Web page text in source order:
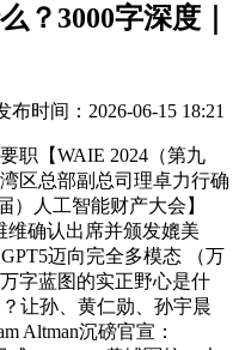
？3000字深度｜
布时间：2026-06-15 18:21
【WAIE 2024（第九
区总部副总司理卓力行确
）人工智能财产大会】
维确认出席并颁发媲美
迈向完全多模态 （万
字蓝图的实正野心是什
让孙、黄仁勋、孙宇晨
Altman沉磅官宣：